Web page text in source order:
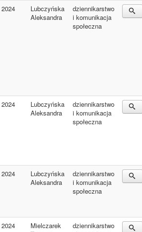
2024
Lubczyńska
Aleksandra
dziennikarstwo
i komunikacja
społeczna
2024
Lubczyńska
Aleksandra
dziennikarstwo
i komunikacja
społeczna
2024
Lubczyńska
Aleksandra
dziennikarstwo
i komunikacja
społeczna
2024
Mielczarek
dziennikarstwo